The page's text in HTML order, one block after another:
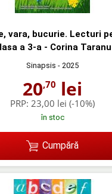
vara, bucurie. Lecturi
a 3-a - Corina Taranu
Sinapsis - 2025
20,70 lei
PRP: 23,00 lei (-10%)
în stoc
Cumpără